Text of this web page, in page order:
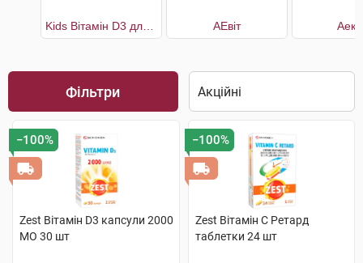
АЕвіт
Фільтри
−100%
Zest Вітамін D3 капсули 2000
МО 30 шт
−100%
Zest Вітамін C Ретард
таблетки 24 шт